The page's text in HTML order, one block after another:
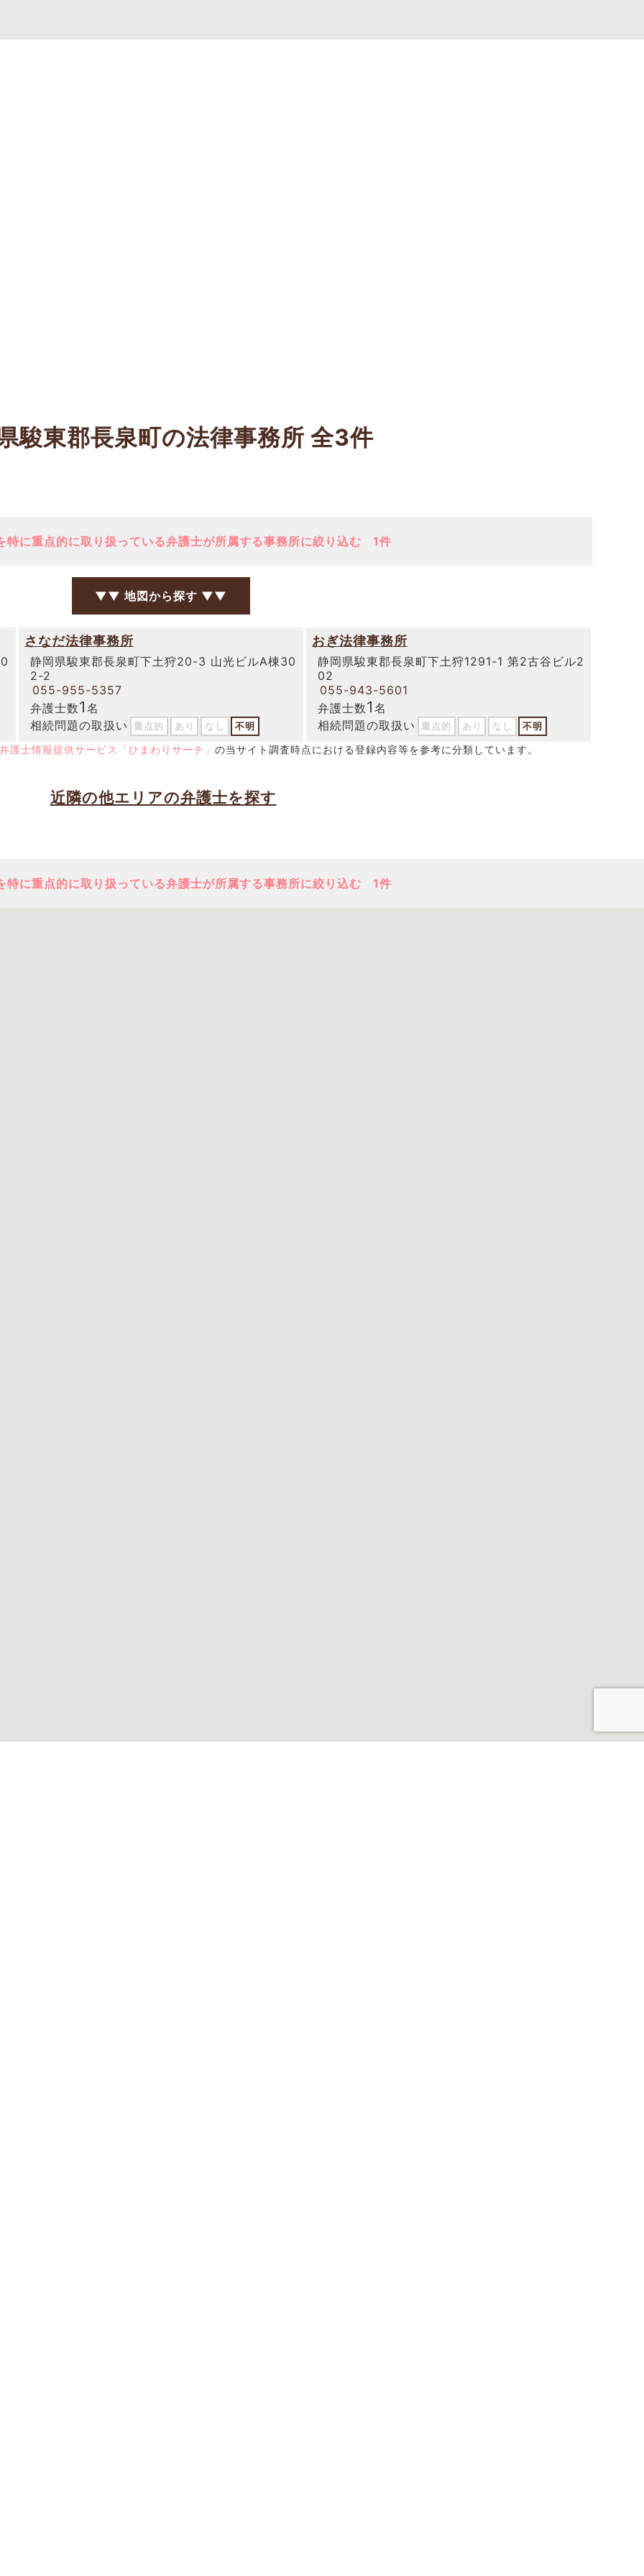
駿東郡長泉町の法律事務所 全3件
特に重点的に取り扱っている弁護士が所属する事務所に絞り込む 1件
▼▼ 地図から探す ▼▼
さなだ法律事務所
静岡県駿東郡長泉町下土狩20-3 山光ビルA棟30
2-2
055-955-5357
弁護士数1 名
相続問題の取扱い
重点的 あり なし 不明
おぎ法律事務所
静岡県駿東郡長泉町下土狩1291-1 第2古谷ビル2
02
055-943-5601
弁護士数1 名
相続問題の取扱い
重点的 あり なし 不明
護士情報提供サービス「ひまわりサーチ」 の当サイト調査時点における登録内容等を参考に分類しています。
近隣の他エリアの弁護士を探す
特に重点的に取り扱っている弁護士が所属する事務所に絞り込む 1件